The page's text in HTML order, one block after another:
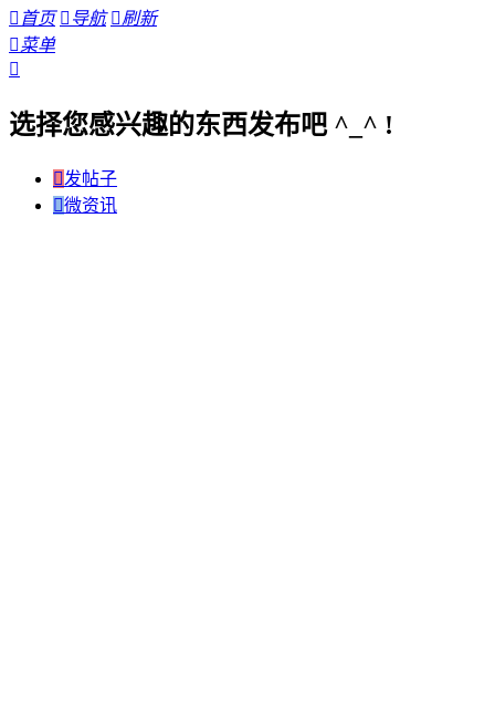
 首页  导航 刷新
菜单

选择您感兴趣的东西发布吧 ^_^ !
发帖子
微资讯